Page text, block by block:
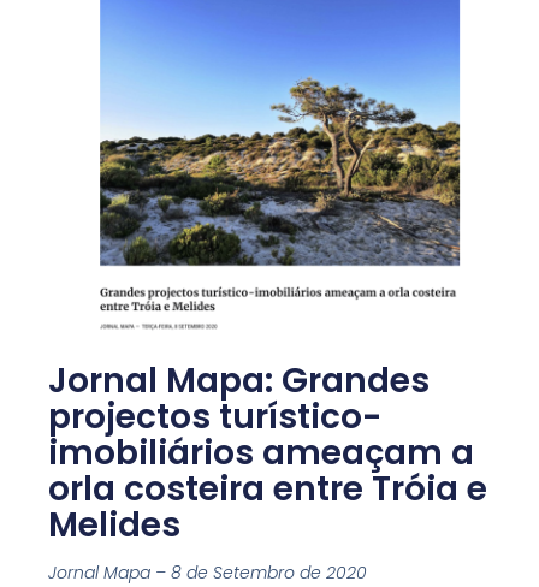
Jornal Mapa: Grandes
projectos turístico-
imobiliários ameaçam a
orla costeira entre Tróia e
Melides
Jornal Mapa – 8 de Setembro de 2020